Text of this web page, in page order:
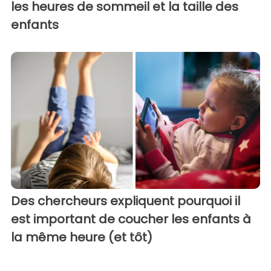
les heures de sommeil et la taille des
enfants
Des chercheurs expliquent pourquoi il
est important de coucher les enfants à
la même heure (et tôt)